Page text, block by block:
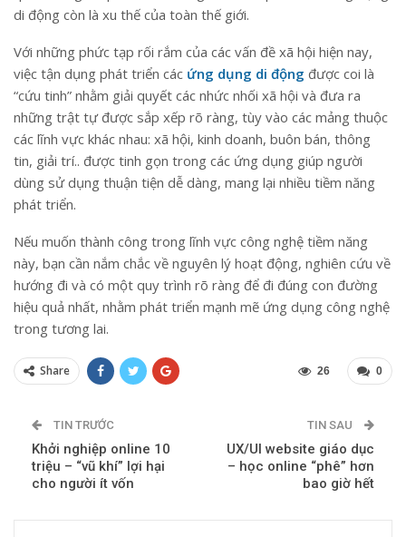
di động còn là xu thế của toàn thế giới.
Với những phức tạp rối rắm của các vấn đề xã hội hiện nay,
việc tận dụng phát triển các ứng dụng di động được coi là
“cứu tinh” nhằm giải quyết các nhức nhối xã hội và đưa ra
những trật tự được sắp xếp rõ ràng, tùy vào các mảng thuộc
các lĩnh vực khác nhau: xã hội, kinh doanh, buôn bán, thông
tin, giải trí.. được tinh gọn trong các ứng dụng giúp người
dùng sử dụng thuận tiện dễ dàng, mang lại nhiều tiềm năng
phát triển.
Nếu muốn thành công trong lĩnh vực công nghệ tiềm năng
này, bạn cần nắm chắc về nguyên lý hoạt động, nghiên cứu về
hướng đi và có một quy trình rõ ràng để đi đúng con đường
hiệu quả nhất, nhằm phát triển mạnh mẽ ứng dụng công nghệ
trong tương lai.
Share 0
26
TIN TRƯỚC
Khởi nghiệp online 10
triệu – “vũ khí” lợi hại
cho người ít vốn
TIN SAU
UX/UI website giáo dục
– học online “phê” hơn
bao giờ hết